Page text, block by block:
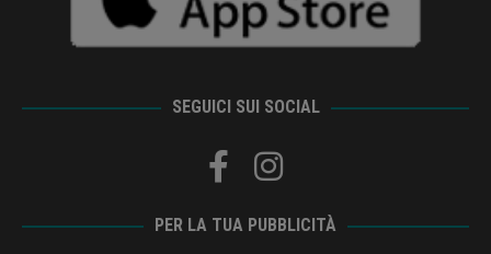
SEGUICI SUI SOCIAL
PER LA TUA PUBBLICITÀ